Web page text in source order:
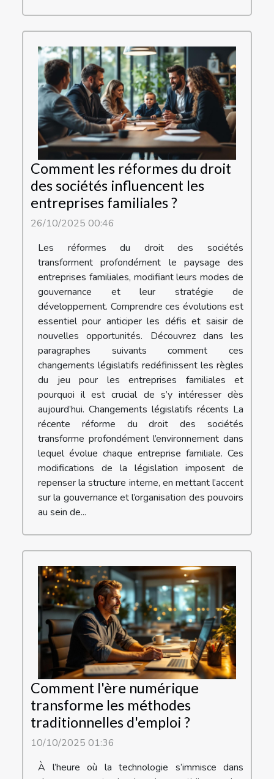
Comment les réformes du droit
des sociétés influencent les
entreprises familiales ?
26/10/2025 00:46
Les réformes du droit des sociétés
transforment profondément le paysage des
entreprises familiales, modifiant leurs modes de
gouvernance et leur stratégie de
développement. Comprendre ces évolutions est
essentiel pour anticiper les défis et saisir de
nouvelles opportunités. Découvrez dans les
paragraphes suivants comment ces
changements législatifs redéfinissent les règles
du jeu pour les entreprises familiales et
pourquoi il est crucial de s’y intéresser dès
aujourd’hui. Changements législatifs récents La
récente réforme du droit des sociétés
transforme profondément l’environnement dans
lequel évolue chaque entreprise familiale. Ces
modifications de la législation imposent de
repenser la structure interne, en mettant l’accent
sur la gouvernance et l’organisation des pouvoirs
au sein de...
Comment l'ère numérique
transforme les méthodes
traditionnelles d'emploi ?
10/10/2025 01:36
À l’heure où la technologie s’immisce dans